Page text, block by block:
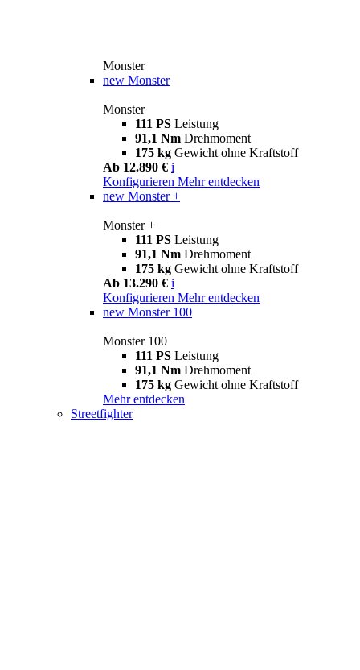
Monster
new Monster
Monster
111 PS Leistung
91,1 Nm Drehmoment
175 kg Gewicht ohne Kraftstoff
Ab 12.890 € i
Konfigurieren Mehr entdecken
new Monster +
Monster +
111 PS Leistung
91,1 Nm Drehmoment
175 kg Gewicht ohne Kraftstoff
Ab 13.290 € i
Konfigurieren Mehr entdecken
new Monster 100
Monster 100
111 PS Leistung
91,1 Nm Drehmoment
175 kg Gewicht ohne Kraftstoff
Mehr entdecken
Streetfighter